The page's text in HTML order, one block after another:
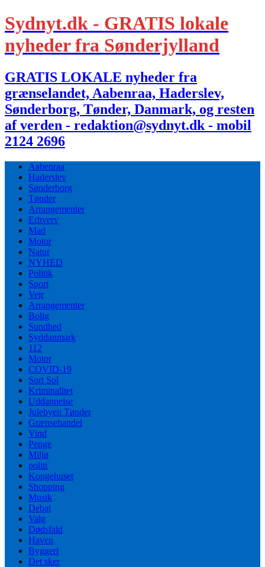
Sydnyt.dk - GRATIS lokale
nyheder fra Sønderjylland
GRATIS LOKALE nyheder fra
grænselandet, Aabenraa, Haderslev,
Sønderborg, Tønder, Danmark, og resten
af verden - redaktion@sydnyt.dk - mobil
2124 2696
Aabenraa
Haderslev
Sønderborg
Tønder
Arrangementer
Erhverv
Mad
Motor
Natur
NYHED
Politik
Sport
Vejr
Arrangementer
Bolig
Sundhed
Syddanmark
112
Motor
COVID-19
Sort Sol
Kriminalitet
Uddannelse
Julebyen Tønder
Grænsehandel
Vind
Penge
Miljø
politi
Kongehuset
Shopping
Musik
Debat
Valg
Dødsfald
Haven
Byggeri
Det sker